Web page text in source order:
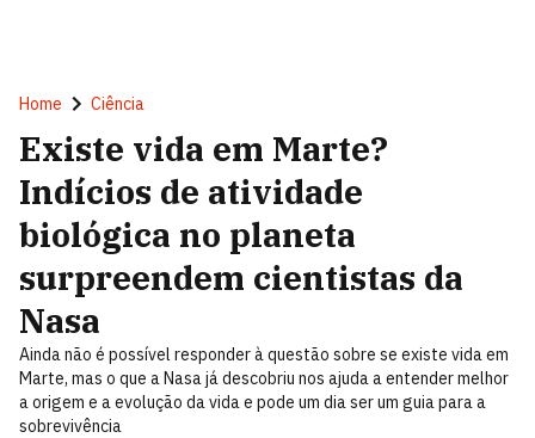
Home Ciência
Existe vida em Marte?
Indícios de atividade
biológica no planeta
surpreendem cientistas da
Nasa
Ainda não é possível responder à questão sobre se existe vida em
Marte, mas o que a Nasa já descobriu nos ajuda a entender melhor
a origem e a evolução da vida e pode um dia ser um guia para a
sobrevivência